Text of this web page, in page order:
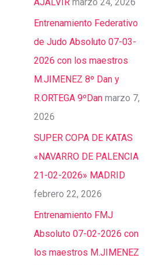
AJALVIR marzo 24, 2026
Entrenamiento Federativo
de Judo Absoluto 07-03-
2026 con los maestros
M.JIMENEZ 8º Dan y
R.ORTEGA 9ºDan marzo 7,
2026
SUPER COPA DE KATAS
«NAVARRO DE PALENCIA
21-02-2026» MADRID
febrero 22, 2026
Entrenamiento FMJ
Absoluto 07-02-2026 con
los maestros M.JIMENEZ